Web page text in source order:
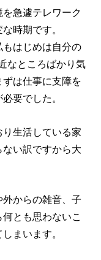
急遽テレワーク
時期です。
はじめは自分の
なところばかり気
は仕事に支障を
要でした。
生活している家
い訳ですから大
からの雑音、子
とも思わないこ
まいます。